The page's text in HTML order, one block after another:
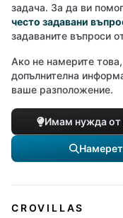
задача. За да ви
често задавани
задаваните въпроси
Ако не намерите
допълнителна
ваше разположение.
Имам нужда от
CROVILLAS